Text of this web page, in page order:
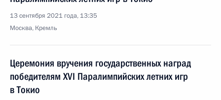
13 сентября 2021 года, 13:35
Москва, Кремль
Церемония вручения государственных наград
победителям ХVI Паралимпийских летних игр
в Токио